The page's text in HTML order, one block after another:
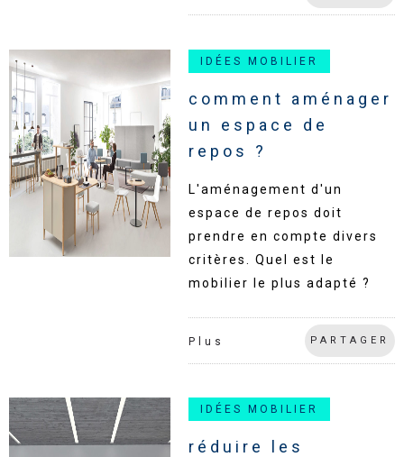
IDÉES MOBILIER
comment aménager
un espace de
repos ?
L'aménagement d'un
espace de repos doit
prendre en compte divers
critères. Quel est le
mobilier le plus adapté ?
Plus PARTAGER
IDÉES MOBILIER
réduire les